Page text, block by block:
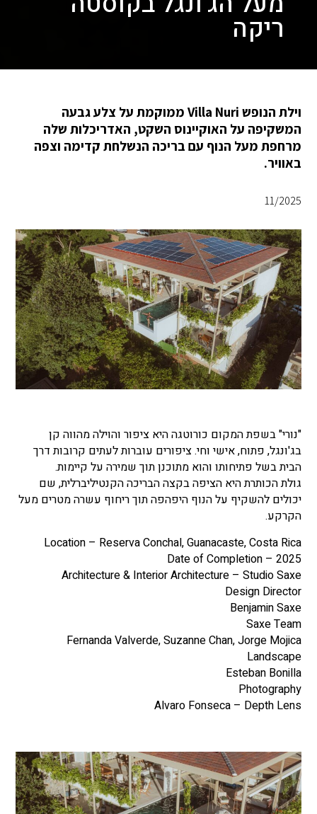
ריקה
וילת הנופש Villa Nuri ממוקמת על צלע גבעה
המשקיפה על האוקיינוס ​​השקט, האדריכלות שלה
מרחפת מעל הנוף עם בריכה הנשלחת קדימה וצפה
באוויר.
11/2025
"נורי" בשפת המקום כורוטגה היא ציפור והוילה מהווה קן
בג'ונגל, פתוח, אישי וחי. ציפורים עוברות לעתים קרובות דרך
הבית בשל פתיחותו והוא מתוכנן תוך שמירה על קיימות.
גולת הכותרת היאהציפה בקצה הבריכה הקנטיליברלית, שם
יכולים להשקיף על הנוף היפהפה תוך ריחוף עשרה מטרים מעל
הקרקע.
Location – Reserva Conchal, Guanacaste, Costa Rica
Date of Completion – 2025
Architecture & Interior Architecture – Studio Saxe
Design Director
Benjamin Saxe
Saxe Team
Fernanda Valverde, Suzanne Chan, Jorge Mojica
Landscape
Esteban Bonilla
Photography
Alvaro Fonseca – Depth Lens